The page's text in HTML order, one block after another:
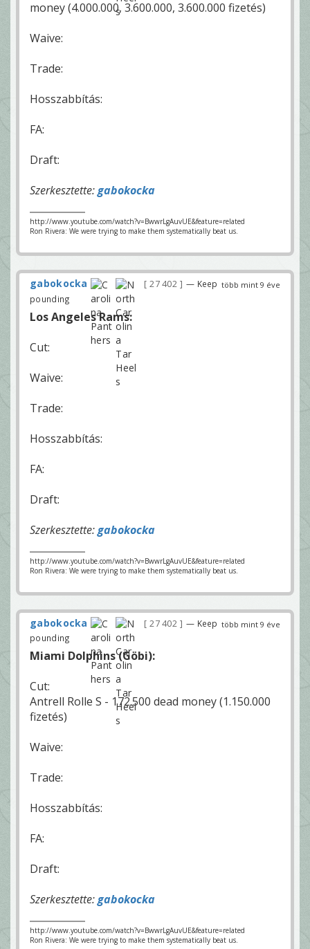
money (4.000.000, 3.600.000, 3.600.000 fizetés)
Waive:
Trade:
Hosszabbítás:
FA:
Draft:
Szerkesztette:gabokocka
http://www.youtube.com/watch?v=BwwrLgAuvUE&feature=related
Ron Rivera: We were trying to make them systematically beat us.
több mint 9 éve
gabokocka 27 402
— Keep
pounding
Los Angeles Rams:
Cut:
Waive:
Trade:
Hosszabbítás:
FA:
Draft:
Szerkesztette:gabokocka
http://www.youtube.com/watch?v=BwwrLgAuvUE&feature=related
Ron Rivera: We were trying to make them systematically beat us.
több mint 9 éve
gabokocka 27 402
— Keep
pounding
Miami Dolphins (Göbi):
Cut:
Antrell Rolle S - 172.500 dead money (1.150.000
fizetés)
Waive:
Trade:
Hosszabbítás:
FA:
Draft:
Szerkesztette:gabokocka
http://www.youtube.com/watch?v=BwwrLgAuvUE&feature=related
Ron Rivera: We were trying to make them systematically beat us.